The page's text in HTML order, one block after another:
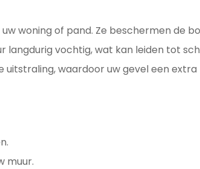
woning of pand. Ze beschermen de
vochtig, wat kan leiden tot
uitstraling, waardoor uw gevel een
muur.